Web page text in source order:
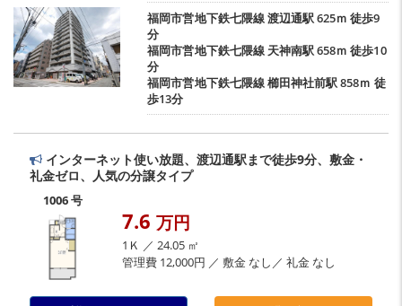
福岡市営地下鉄七隈線渡辺通駅625ｍ 徒歩9
分
福岡市営地下鉄七隈線 天神南駅658ｍ 徒歩10
分
福岡市営地下鉄七隈線櫛田神社前駅858ｍ 徒
歩13分
インターネット使い放題、渡辺通駅まで徒歩9分、敷金・
礼金ゼロ、人気の分譲タイプ
1006 号
7.6 万円
1Ｋ ／ 24.05 ㎡
管理費 12,000円 ／ 敷金 なし／ 礼金 なし